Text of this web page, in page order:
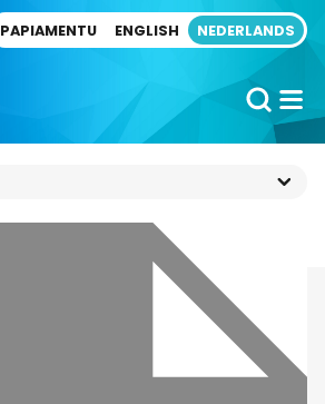
PAPIAMENTU ENGLISH NEDERLANDS